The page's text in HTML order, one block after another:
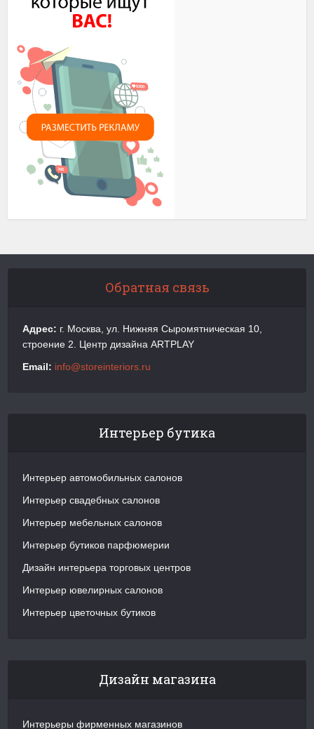
Обратная связь
Адрес: г. Москва, ул. Нижняя Сыромятническая 10,
строение 2. Центр дизайна ARTPLAY
Email: info@storeinteriors.ru
Интерьер бутика
Интерьер автомобильных салонов
Интерьер свадебных салонов
Интерьер мебельных салонов
Интерьер бутиков парфюмерии
Дизайн интерьера торговых центров
Интерьер ювелирных салонов
Интерьер цветочных бутиков
Дизайн магазина
Интерьеры фирменных магазинов